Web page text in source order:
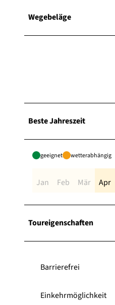
Wegebeläge
Beste Jahreszeit
geeignet wetterabhängig
Jan Feb Mär Apr
Toureigenschaften
Barrierefrei
Einkehrmöglichkeit